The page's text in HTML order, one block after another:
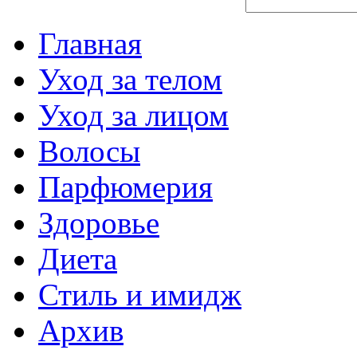
Главная
Уход за телом
Уход за лицом
Волосы
Парфюмерия
Здоровье
Диета
Стиль и имидж
Архив